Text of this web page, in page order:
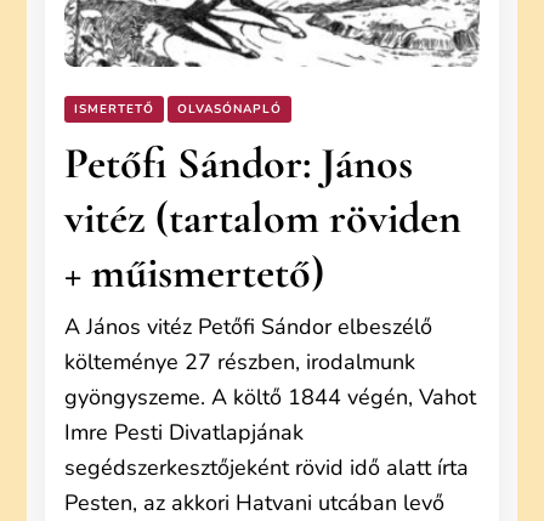
ISMERTETŐ OLVASÓNAPLÓ
Petőfi Sándor: János
vitéz (tartalom röviden
+ műismertető)
A János vitéz Petőfi Sándor elbeszélő
költeménye 27 részben, irodalmunk
gyöngyszeme. A költő 1844 végén, Vahot
Imre Pesti Divatlapjának
segédszerkesztőjeként rövid idő alatt írta
Pesten, az akkori Hatvani utcában levő